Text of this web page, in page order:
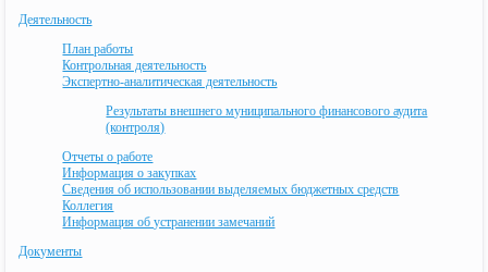
Деятельность
План работы
Контрольная деятельность
Экспертно-аналитическая деятельность
Результаты внешнего муниципального финансового аудита
(контроля)
Отчеты о работе
Информация о закупках
Сведения об использовании выделяемых бюджетных средств
Коллегия
Информация об устранении замечаний
Документы